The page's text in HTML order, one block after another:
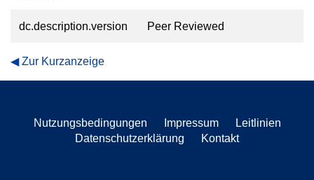
dc.description.version Peer Reviewed
Zur Kurzanzeige
Nutzungsbedingungen Impressum
Leitlinien
Datenschutzerklärung
Kontakt